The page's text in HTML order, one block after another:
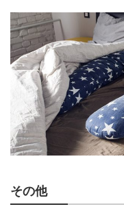
その他